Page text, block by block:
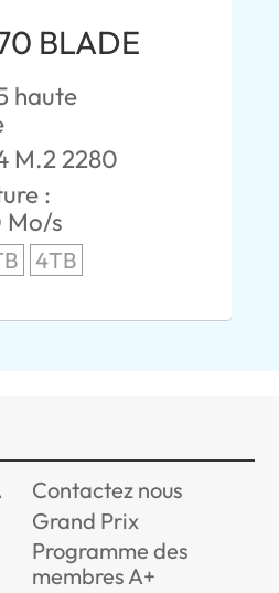
BLADE
haute
M.2 2280
:
s
4TB
Contactez nous
Grand Prix
Programme des
membres A+